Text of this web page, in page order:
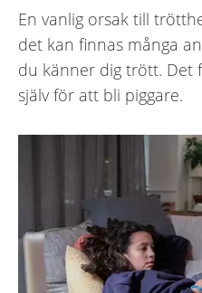
En vanlig orsak till
det kan finnas många
du känner dig trött. Det
själv för att bli piggare.